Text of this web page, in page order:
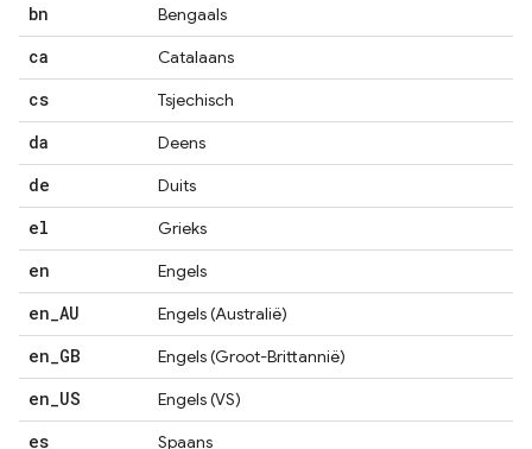
bn Bengaals
ca Catalaans
cs Tsjechisch
da Deens
de Duits
el Grieks
en Engels
en AU Engels (Australië)
en GB Engels (Groot-Brittannië)
en US Engels (VS)
es Spaans